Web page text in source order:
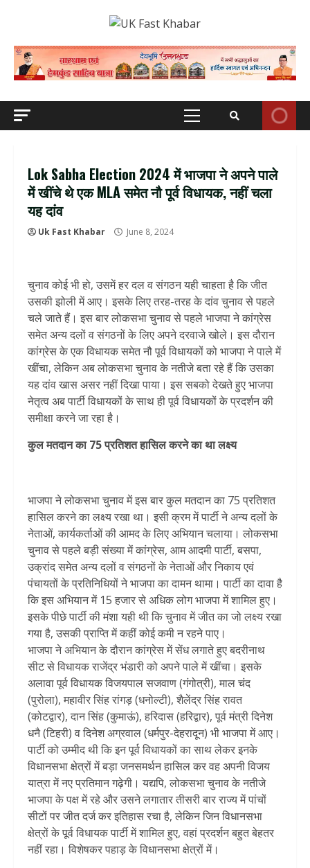
Primary
Lok Sabha Election 2024 में भाजपा ने अपने पाले
में खींचे थे एक MLA समेत नौ पूर्व विधायक, नहीं चला
यह दांव
Uk Fast Khabar June 8, 2024
चुनाव कोई भी हो, उसमें हर दल व संगठन यही चाहता है कि जीत
उसकी झोली में आए। इसके लिए तरह-तरह के दांव चुनाव से पहले
चले जाते हैं। इस बार लोकसभा चुनाव से पहले भाजपा ने कांग्रेस
समेत अन्य दलों व संगठनों के लिए अपने दरवाजे खोले। इस दौरान
कांग्रेस के एक विधायक समेत नौ पूर्व विधायकों को भाजपा ने पाले में
खींचा, लेकिन अब लोकसभा चुनाव के नतीजे बता रहे हैं कि उसका
यह दांव खास असर नहीं दिखा पाया। इस सबको देखते हुए भाजपा
नेतृत्व अब पार्टी विधायकों के साथ ही पूर्व विधायकों के प्रदर्शन की
समीक्षा करने जा रहा है।
कुल मतदान का 75 प्रतिशत हासिल करने का था लक्ष्य
भाजपा ने लोकसभा चुनाव में इस बार कुल मतदान का 75 प्रतिशत
हासिल करने का लक्ष्य रखा था। इसी क्रम में पार्टी ने अन्य दलों के
नेताओं, कार्यकर्ताओं की आमद के लिए अभियान चलाया। लोकसभा
चुनाव से पहले बड़ी संख्या में कांग्रेस, आम आदमी पार्टी, बसपा,
उक्रांद समेत अन्य दलों व संगठनों के नेताओं और निकाय एवं
पंचायतों के प्रतिनिधियों ने भाजपा का दामन थामा। पार्टी का दावा है
कि इस अभियान में 15 हजार से अधिक लोग भाजपा में शामिल हुए।
इसके पीछे पार्टी की मंशा यही थी कि चुनाव में जीत का जो लक्ष्य रखा
गया है, उसकी प्राप्ति में कहीं कोई कमी न रहने पाए।
भाजपा ने अभियान के दौरान कांग्रेस में सेंध लगाते हुए बदरीनाथ
सीट से विधायक राजेंद्र भंडारी को अपने पाले में खींचा। इसके
अलावा पूर्व विधायक विजयपाल सजवाण (गंगोत्री), माल चंद
(पुरोला), महावीर सिंह रांगड़ (धनोल्टी), शैलेंद्र सिंह रावत
(कोटद्वार), दान सिंह (कुमाऊं), हरिदास (हरिद्वार), पूर्व मंत्री दिनेश
धनै (टिहरी) व दिनेश अग्रवाल (धर्मपुर-देहरादून) भी भाजपा में आए।
पार्टी को उम्मीद थी कि इन पूर्व विधायकों का साथ लेकर इनके
विधानसभा क्षेत्रों में बड़ा जनसमर्थन हासिल कर वह अपनी विजय
यात्रा में नए प्रतिमान गढ़ेगी। यद्यपि, लोकसभा चुनाव के नतीजे
भाजपा के पक्ष में रहे और उसने लगातार तीसरी बार राज्य में पांचों
सीटों पर जीत दर्ज कर इतिहास रचा है, लेकिन जिन विधानसभा
क्षेत्रों के पूर्व विधायक पार्टी में शामिल हुए, वहां प्रदर्शन बहुत बेहतर
नहीं रहा। विशेषकर पहाड़ के विधानसभा क्षेत्रों में।